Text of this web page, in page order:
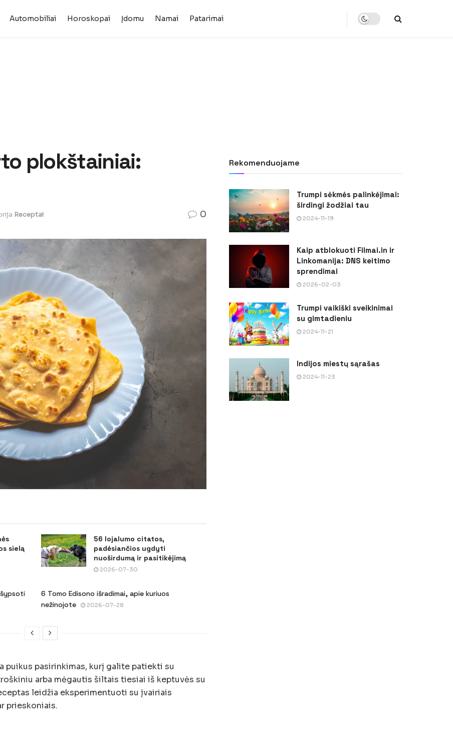
Automobiliai Horoskopai Įdomu Namai Patarimai
plokštainiai:
Receptai 0
sielą
56 lojalumo citatos,
padėsiančios ugdyti
nuoširdumą ir pasitikėjimą
2026-07-30
6 Tomo Edisono išradimai, apie kuriuos
nežinojote
2026-07-28
puikus pasirinkimas, kurį galite patiekti su
arba mėgautis šiltais tiesiai iš keptuvės su
leidžia eksperimentuoti su įvairiais
prieskoniais.
Rekomenduojame
Trumpi sėkmės palinkėjimai:
širdingi žodžiai tau
2024-11-19
Kaip atblokuoti Filmai.in ir
Linkomanija: DNS keitimo
sprendimai
2026-02-03
Trumpi vaikiški sveikinimai
su gimtadieniu
2024-11-21
Indijos miestų sąrašas
2024-11-23